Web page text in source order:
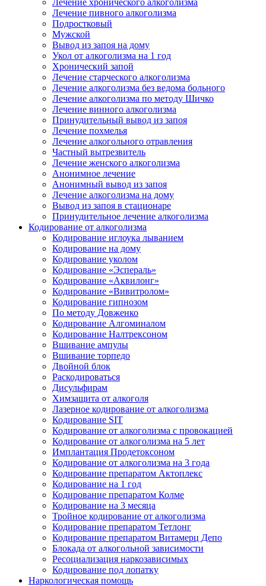
Лечение хронического алкоголизма
Лечение пивного алкоголизма
Подростковый
Мужской
Вывод из запоя на дому
Укол от алкоголизма на 1 год
Хронический запой
Лечение старческого алкоголизма
Лечение алкоголизма без ведома больного
Лечение алкоголизма по методу Шичко
Лечение винного алкоголизма
Принудительный вывод из запоя
Лечение похмелья
Лечение алкогольного отравления
Частный вытрезвитель
Лечение женского алкоголизма
Анонимное лечение
Анонимный вывод из запоя
Лечение алкоголизма на дому
Вывод из запоя в стационаре
Принудительное лечение алкоголизма
Кодирование от алкоголизма
Кодирование иглоука лыванием
Кодирование на дому
Кодирование уколом
Кодирование «Эспераль»
Кодирование «Аквилонг»
Кодирование «Вивитролом»
Кодирование гипнозом
По методу Довженко
Кодирование Алгоминалом
Кодирование Налтрексоном
Вшивание ампулы
Вшивание торпедо
Двойной блок
Раскодироваться
Дисульфирам
Химзащита от алкоголя
Лазерное кодирование от алкоголизма
Кодирование SIT
Кодирование от алкоголизма с провокацией
Кодирование от алкоголизма на 5 лет
Имплантация Продетоксоном
Кодирование от алкоголизма на 3 года
Кодирование препаратом Актоплекс
Кодирование на 1 год
Кодирование препаратом Колме
Кодирование на 3 месяца
Тройное кодирование от алкоголизма
Кодирование препаратом Тетлонг
Кодирование препаратом Витамерц Депо
Блокада от алкогольной зависимости
Ресоциализация наркозависимых
Кодирование под лопатку
Наркологическая помощь